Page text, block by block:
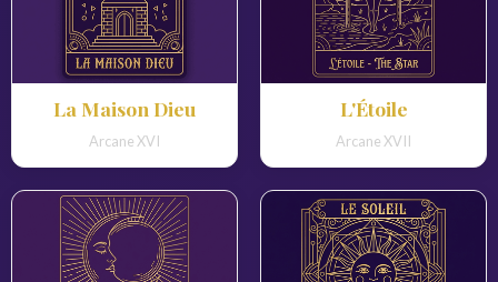
La Maison Dieu
Arcane XVI
L'Étoile
Arcane XVII